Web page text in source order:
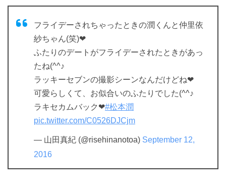
フライデーされちゃったときの潤くんと仲里依
紗ちゃん(笑)❤
ふたりのデートがフライデーされたときがあっ
たね(^^♪
ラッキーセブンの撮影シーンなんだけどね❤
可愛らしくて、お似合いのふたりでした(^^♪
ラキセカムバック❤#松本潤
pic.twitter.com/C0526DJCjm
— 山田真紀 (@risehinanotoa) September 12,
2016